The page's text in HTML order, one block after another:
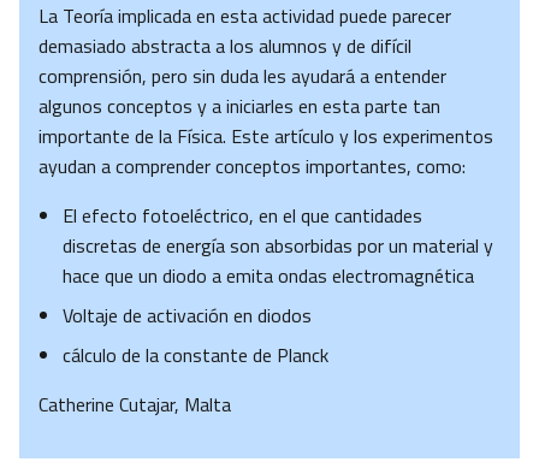
La Teoría implicada en esta actividad puede parecer
demasiado abstracta a los alumnos y de difícil
comprensión, pero sin duda les ayudará a entender
algunos conceptos y a iniciarles en esta parte tan
importante de la Física. Este artículo y los experimentos
ayudan a comprender conceptos importantes, como:
El efecto fotoeléctrico, en el que cantidades
discretas de energía son absorbidas por un material y
hace que un diodo a emita ondas electromagnética
Voltaje de activación en diodos
cálculo de la constante de Planck
Catherine Cutajar, Malta